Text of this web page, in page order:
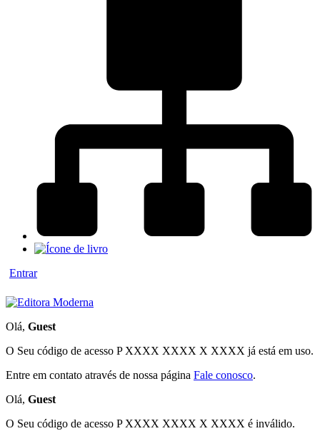
Entrar
Olá, Guest
O Seu código de acesso P XXXX XXXX X XXXX já está em uso.
Entre em contato através de nossa página Fale conosco.
Olá, Guest
O Seu código de acesso P XXXX XXXX X XXXX é inválido.